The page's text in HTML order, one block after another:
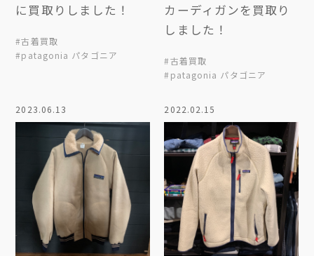
に買取りしました！
#古着買取
#patagonia パタゴニア
カーディガンを買取り
しました！
#古着買取
#patagonia パタゴニア
2023.06.13 2022.02.15